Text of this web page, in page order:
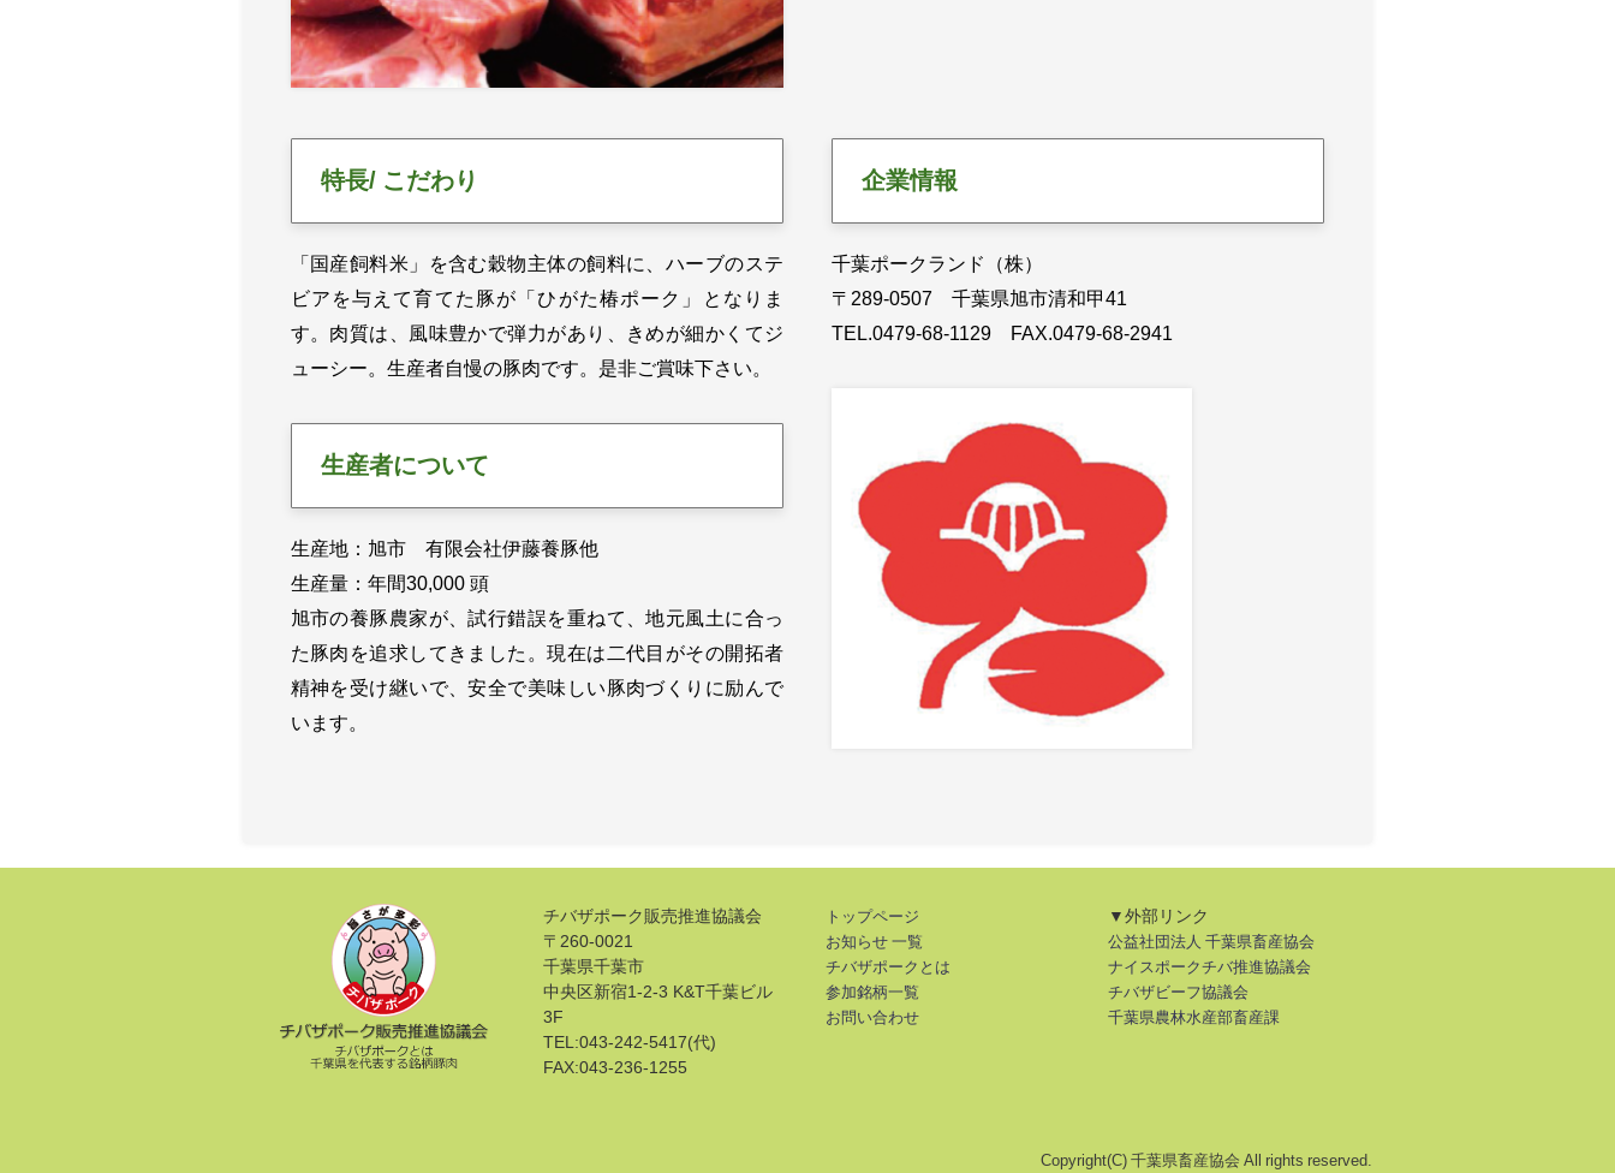
特長/ こだわり
「国産飼料米」を含む穀物主体の飼料に、ハーブのステ
ビアを与えて育てた豚が「ひがた椿ポーク」となりま
す。肉質は、風味豊かで弾力があり、きめが細かくてジ
ューシー。生産者自慢の豚肉です。是非ご賞味下さい。
生産者について
生産地：旭市 有限会社伊藤養豚他
生産量：年間30,000 頭
旭市の養豚農家が、試行錯誤を重ねて、地元風土に合っ
た豚肉を追求してきました。現在は二代目がその開拓者
精神を受け継いで、安全で美味しい豚肉づくりに励んで
います。
企業情報
千葉ポークランド（株）
〒289-0507 千葉県旭市清和甲41
TEL.0479-68-1129 FAX.0479-68-2941
チバザポーク販売推進協議会
〒260-0021
千葉県千葉市
中央区新宿1-2-3 K&T千葉ビル
3F
TEL:043-242-5417(代)
FAX:043-236-1255
トップページ
お知らせ 一覧
チバザポークとは
参加銘柄一覧
お問い合わせ
▼外部リンク
公益社団法人 千葉県畜産協会
ナイスポークチバ推進協議会
チバザビーフ協議会
千葉県農林水産部畜産課
Copyright(C) 千葉県畜産協会 All rights reserved.